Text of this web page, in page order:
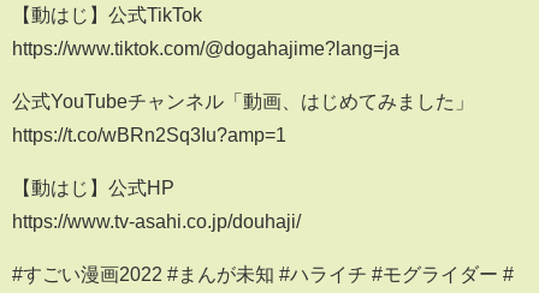
【動はじ】公式TikTok
https://www.tiktok.com/@dogahajime?lang=ja
公式YouTubeチャンネル「動画、はじめてみました」
https://t.co/wBRn2Sq3Iu?amp=1
【動はじ】公式HP
https://www.tv-asahi.co.jp/douhaji/
#すごい漫画2022 #まんが未知 #ハライチ #モグライダー #